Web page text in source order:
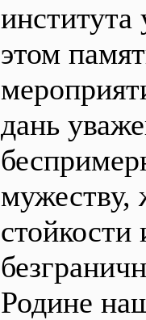
института
этом
дань
мужеству,
стойкости
Родине